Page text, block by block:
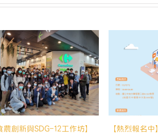
摘
一味，失敗的勇氣】9/19工
【2022 社會
新南向國際
14 6 月, 2022